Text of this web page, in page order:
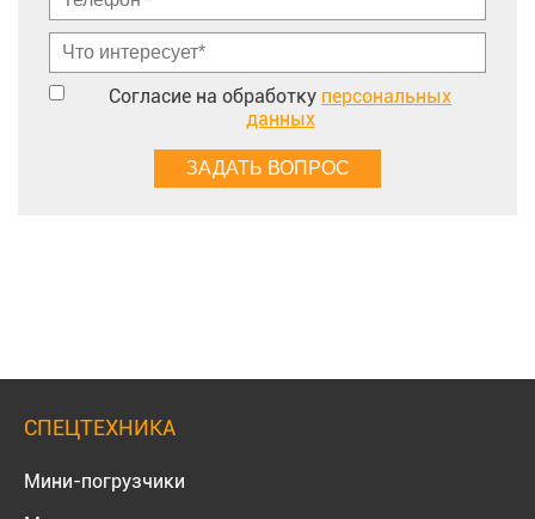
Согласие на обработку персональных
данных
СПЕЦТЕХНИКА
Мини-погрузчики